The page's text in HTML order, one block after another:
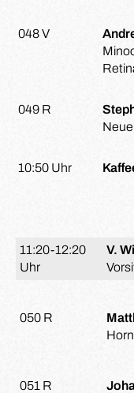
048 V
049 R
10:50 Uhr
11:20-12:20
Uhr
V.
050 R
051 R